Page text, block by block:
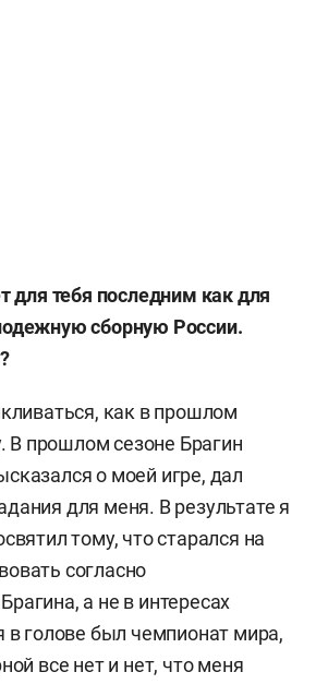
для тебя последним как для
сборную России.
как в прошлом
В прошлом сезоне Брагин
о моей игре, дал
для меня. В результате я
тому, что старался на
согласно
а не в интересах
в голове был чемпионат мира,
все нет и нет, что меня